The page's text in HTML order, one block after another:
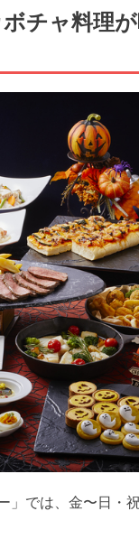
チャ料理
」では、金〜日・